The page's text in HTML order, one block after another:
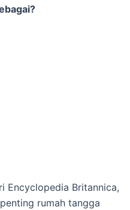
Encyclopedia Britannica,
rumah tangga